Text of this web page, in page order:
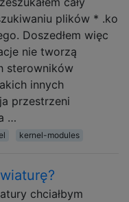
plików * .ko
Doszedłem więc
nie tworzą
sterowników
innych
przestrzeni
…
kernel-modules
chciałbym